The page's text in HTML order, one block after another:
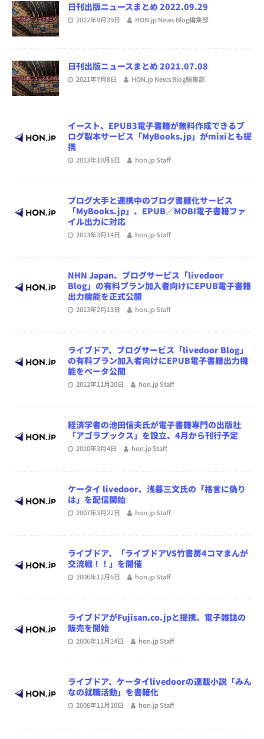
日刊出版ニュースまとめ 2022.09.29
2022年9月29日 HON.jp News Blog編集部
日刊出版ニュースまとめ 2021.07.08
2021年7月8日 HON.jp News Blog編集部
イースト、EPUB3電子書籍が無料作成できるブ
ログ製本サービス「MyBooks.jp」がmixiとも提
携
2013年10月8日 hon.jp Staff
ブログ大手と連携中のブログ書籍化サービス
「MyBooks.jp」、EPUB／MOBI電子書籍ファ
イル出力に対応
2013年3月14日 hon.jp Staff
NHN Japan、ブログサービス「livedoor
Blog」の有料プラン加入者向けにEPUB電子書籍
出力機能を正式公開
2013年2月13日 hon.jp Staff
ライブドア、ブログサービス「livedoor Blog」
の有料プラン加入者向けにEPUB電子書籍出力機
能をベータ公開
2012年11月20日 hon.jp Staff
経済学者の池田信夫氏が電子書籍専門の出版社
「アゴラブックス」を設立、4月から刊行予定
2010年3月4日 hon.jp Staff
ケータイ livedoor、浅暮三文氏の「格言に偽り
は」を配信開始
2007年3月22日 hon.jp Staff
ライブドア、「ライブドアVS竹書房4コマまんが
交流戦！！」を開催
2006年12月6日 hon.jp Staff
ライブドアがFujisan.co.jpと提携、電子雑誌の
販売を開始
2006年11月24日 hon.jp Staff
ライブドア、ケータイlivedoorの連載小説「みん
なの就職活動」を書籍化
2006年11月10日 hon.jp Staff